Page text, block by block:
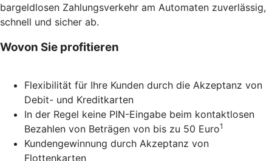
bargeldlosen Zahlungsverkehr am Automaten zuverlässig,
schnell und sicher ab.
Wovon Sie profitieren
Flexibilität für Ihre Kunden durch die Akzeptanz von
Debit- und Kreditkarten
In der Regel keine PIN-Eingabe beim kontaktlosen
Bezahlen von Beträgen von bis zu 50 Euro1
Kundengewinnung durch Akzeptanz von
Flottenkarten